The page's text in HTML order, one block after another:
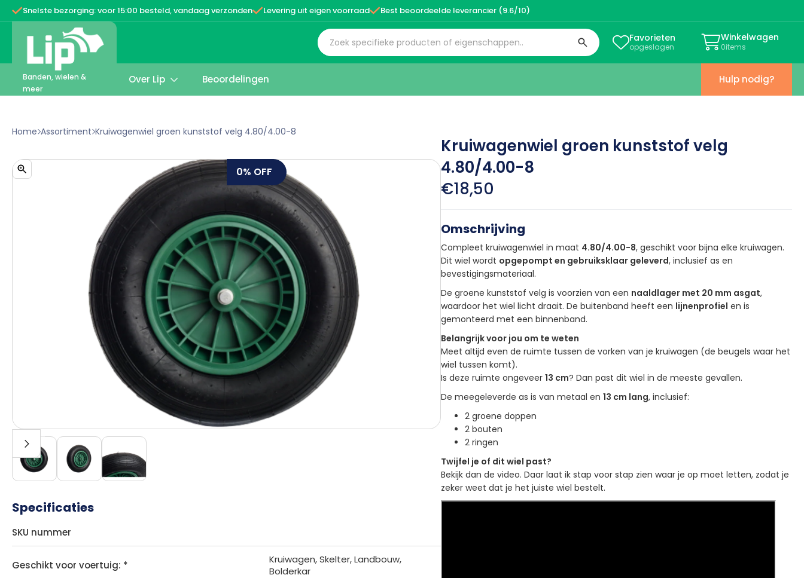
Snelste bezorging: voor 15:00 besteld, vandaag verzondenLevering uit eigen voorraadBest beoordeelde leverancier (9.6/10)
Banden, wielen &
meer
Favorieten
opgeslagen Winkelwagen
0items
Over Lip  Beoordelingen Hulp nodig?
Home Assortiment Kruiwagenwiel groen kunststof velg 4.80/4.00-8
0% OFF
Specificaties
SKU nummer
Geschikt voor voertuig: *
Kruiwagen, Skelter, Landbouw,
Bolderkar
Kruiwagenwiel groen kunststof velg
4.80/4.00-8
€18,50
Omschrijving
Compleet kruiwagenwiel in maat 4.80/4.00-8, geschikt voor bijna elke kruiwagen.
Dit wiel wordt opgepompt en gebruiksklaar geleverd, inclusief as en
bevestigingsmateriaal.
De groene kunststof velg is voorzien van een naaldlager met 20 mm asgat,
waardoor het wiel licht draait. De buitenband heeft een lijnenprofiel en is
gemonteerd met een binnenband.
Belangrijk voor jou om te weten
Meet altijd even de ruimte tussen de vorken van je kruiwagen (de beugels waar het
wiel tussen komt).
Is deze ruimte ongeveer13 cm? Dan past dit wiel in de meeste gevallen.
De meegeleverde as is van metaal en13 cm lang, inclusief:
2 groene doppen
2 bouten
2 ringen
Twijfel je of dit wiel past?
Bekijk dan de video. Daar laat ik stap voor stap zien waar je op moet letten, zodat je
zeker weet dat je het juiste wiel bestelt.